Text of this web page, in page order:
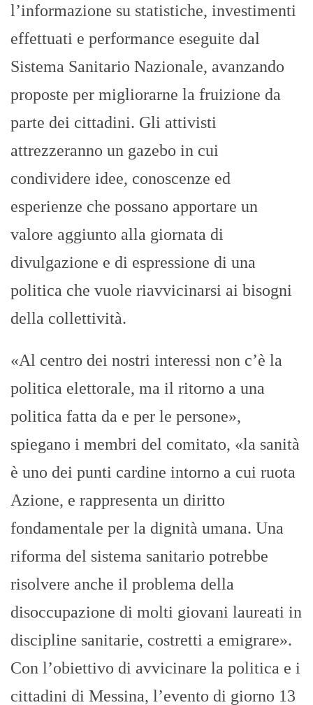
l’informazione su statistiche, investimenti
effettuati e performance eseguite dal
Sistema Sanitario Nazionale, avanzando
proposte per migliorarne la fruizione da
parte dei cittadini. Gli attivisti
attrezzeranno un gazebo in cui
condividere idee, conoscenze ed
esperienze che possano apportare un
valore aggiunto alla giornata di
divulgazione e di espressione di una
politica che vuole riavvicinarsi ai bisogni
della collettività.
«Al centro dei nostri interessi non c’è la
politica elettorale, ma il ritorno a una
politica fatta da e per le persone»,
spiegano i membri del comitato, «la sanità
è uno dei punti cardine intorno a cui ruota
Azione, e rappresenta un diritto
fondamentale per la dignità umana. Una
riforma del sistema sanitario potrebbe
risolvere anche il problema della
disoccupazione di molti giovani laureati in
discipline sanitarie, costretti a emigrare».
Con l’obiettivo di avvicinare la politica e i
cittadini di Messina, l’evento di giorno 13